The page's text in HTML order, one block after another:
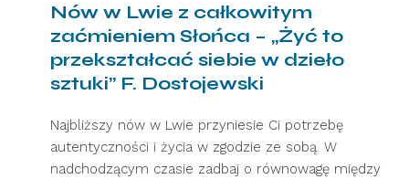
Nów w Lwie z całkowitym
zaćmieniem Słońca – „Żyć to
przekształcać siebie w dzieło
sztuki” F. Dostojewski
Najbliższy nów w Lwie przyniesie Ci potrzebę
autentyczności i życia w zgodzie ze sobą. W
nadchodzącym czasie zadbaj o równowagę między